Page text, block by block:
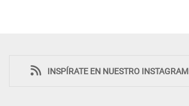
INSPÍRATE EN NUESTRO INSTAGRAM